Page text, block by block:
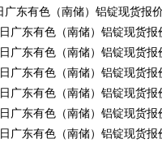
广东有色（南储）铝锭现货报
广东有色（南储）铝锭现货报
广东有色（南储）铝锭现货报
广东有色（南储）铝锭现货报
广东有色（南储）铝锭现货报
广东有色（南储）铝锭现货报
广东有色（南储）铝锭现货报